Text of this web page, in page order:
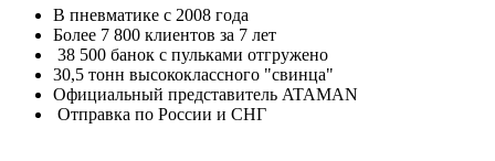
В пневматике с 2008 года
Более 7 800 клиентов за 7 лет
38 500 банок с пульками отгружено
30,5 тонн высококлассного "свинца"
Официальный представитель ATAMAN
Отправка по России и СНГ